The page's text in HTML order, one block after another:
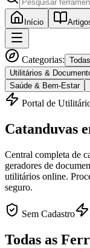
Início
Categorias:
Utilitários &
Saúde & Bem-Estar
Portal de
Catanduvas
Central completa de
geradores de
utilitários online.
seguro.
Sem Cadastro
Todas as